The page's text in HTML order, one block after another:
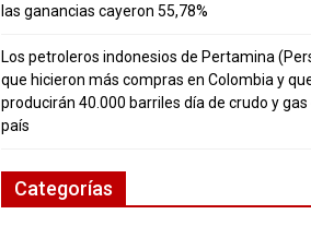
las ganancias cayeron 55,78%
Los petroleros indonesios de Pertamina
que hicieron más compras en Colombia y
producirán 40.000 barriles día de crudo y gas
país
Categorías